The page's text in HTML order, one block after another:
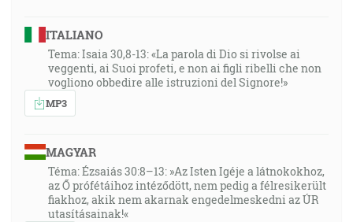
ITALIANO
Tema: Isaia 30,8-13: «La parola di Dio si rivolse ai
veggenti, ai Suoi profeti, e non ai figli ribelli che non
vogliono obbedire alle istruzioni del Signore!»
MP3
MAGYAR
Téma: Ézsaiás 30:8–13: »Az Isten Igéje a látnokokhoz,
az Ő prófétáihoz intéződött, nem pedig a félresikerült
fiakhoz, akik nem akarnak engedelmeskedni az ÚR
utasításainak!«